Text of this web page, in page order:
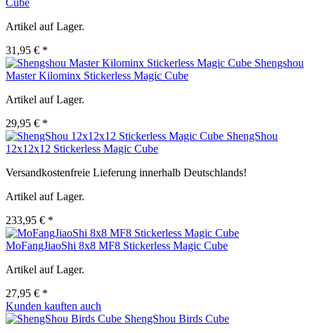
Cube
Artikel auf Lager.
31,95 € *
Shengshou
Master Kilominx Stickerless Magic Cube
Artikel auf Lager.
29,95 € *
ShengShou
12x12x12 Stickerless Magic Cube
Versandkostenfreie Lieferung innerhalb Deutschlands!
Artikel auf Lager.
233,95 € *
MoFangJiaoShi 8x8 MF8 Stickerless Magic Cube
Artikel auf Lager.
27,95 € *
Kunden kauften auch
ShengShou Birds Cube